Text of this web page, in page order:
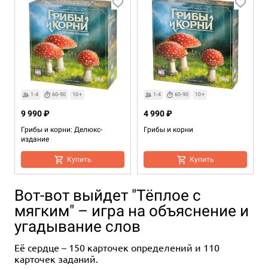
1-4 60-90 10+
Грибы и корни: Делюкс-
издание
9 990 ₽
Купить
1-4 60-90 10+
Грибы и корни
4 990 ₽
Купить
Вот-вот выйдет "Тёплое с
мягким" – игра на объяснение и
угадывание слов
Её сердце – 150 карточек определений и 110
карточек заданий.